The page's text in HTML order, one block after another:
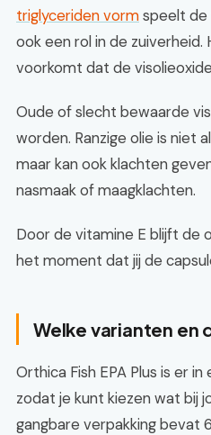
triglyceriden vormspeelt de
ook een rol in de
voorkomt dat de
Oude of slecht bewaarde
worden. Ranzige olie is niet
maar kan ook klachten
nasmaak of maagklachten.
Door de vitamine E blijft de
het moment dat jij de
Welke varianten en
Orthica Fish EPA Plus is er
zodat je kunt kiezen wat bij
gangbare verpakking bevat